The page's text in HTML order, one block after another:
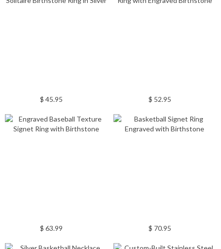
$ 45.95 $ 52.95
$ 63.99 $ 70.95